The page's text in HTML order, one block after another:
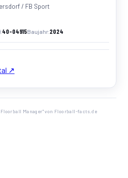
/ FB Sport
40-04915Baujahr 2024
↗
Manager" von Floorball-facts.de